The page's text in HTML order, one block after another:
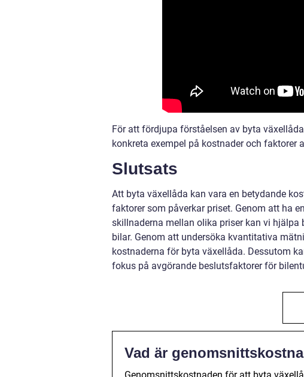
För att fördjupa förståelsen av byta
konkreta exempel på kostnader och faktorer
Slutsats
Att byta växellåda kan vara en betydande
faktorer som påverkar priset. Genom att ha
skillnaderna mellan olika priser kan vi
bilar. Genom att undersöka kvantitativa
kostnaderna för byta växellåda. Dessutom
fokus på avgörande beslutsfaktorer för
Vad är